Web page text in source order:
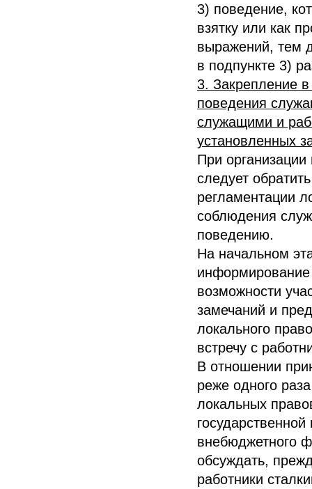
3) поведение,
взятку или как
выражений, тем
в подпункте 3)
3. Закрепление
поведения
служащими и
установленных
При
следует
регламентации
соблюдения
поведению.
На начальном
возможности
замечаний и
локального
встречу с
В отношении
реже одного
локальных
внебюджетного
обсуждать,
работники